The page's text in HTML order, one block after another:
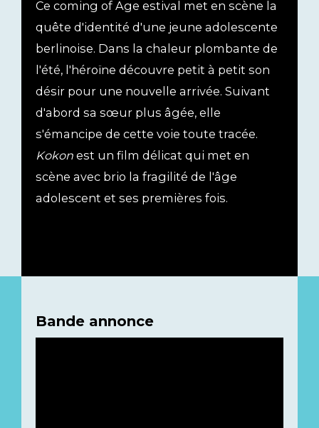
Ce coming of Age estival met en scène la
quête d'identité d'une jeune adolescente
berlinoise. Dans la chaleur plombante de
l'été, l'héroïne découvre petit à petit son
désir pour une nouvelle arrivée. Suivant
d'abord sa sœur plus âgée, elle
s'émancipe de cette voie toute tracée.
Kokon est un film délicat qui met en
scène avec brio la fragilité de l'âge
adolescent et ses premières fois.
Bande annonce